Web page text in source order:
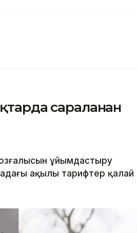
сараланған
ұйымдастыру
ақылы тарифтер қалай